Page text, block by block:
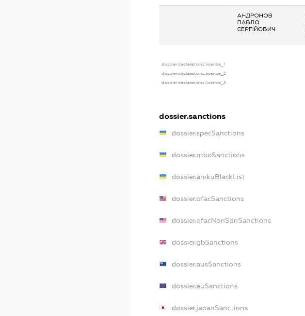
АНДРОНОВ
ПАВЛО
СЕРГІЙОВИЧ
dossier.declarations.license_1
dossier.declarations.license_2
dossier.declarations.license_3
dossier.sanctions
dossier.specSanctions
dossier.rnboSanctions
dossier.amkuBlackList
dossier.ofacSanctions
dossier.ofacNonSdnSanctions
dossier.gbSanctions
dossier.ausSanctions
dossier.euSanctions
dossier.japanSanctions